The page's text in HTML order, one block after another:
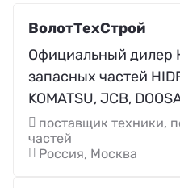
ВолотТехСтрой
Официальный дилер
запасных частей
KOMATSU, JCB,
поставщик техники,
частей
Россия, Москва